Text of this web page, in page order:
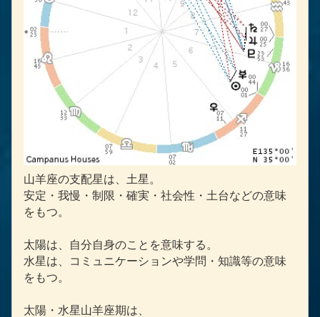
山羊座の支配星は、土星。
安定・我慢・制限・確実・社会性・土台などの意味
をもつ。
太陽は、自分自身のことを意味する。
水星は、コミュニケーションや学問・知識等の意味
をもつ。
太陽・水星山羊座期は、